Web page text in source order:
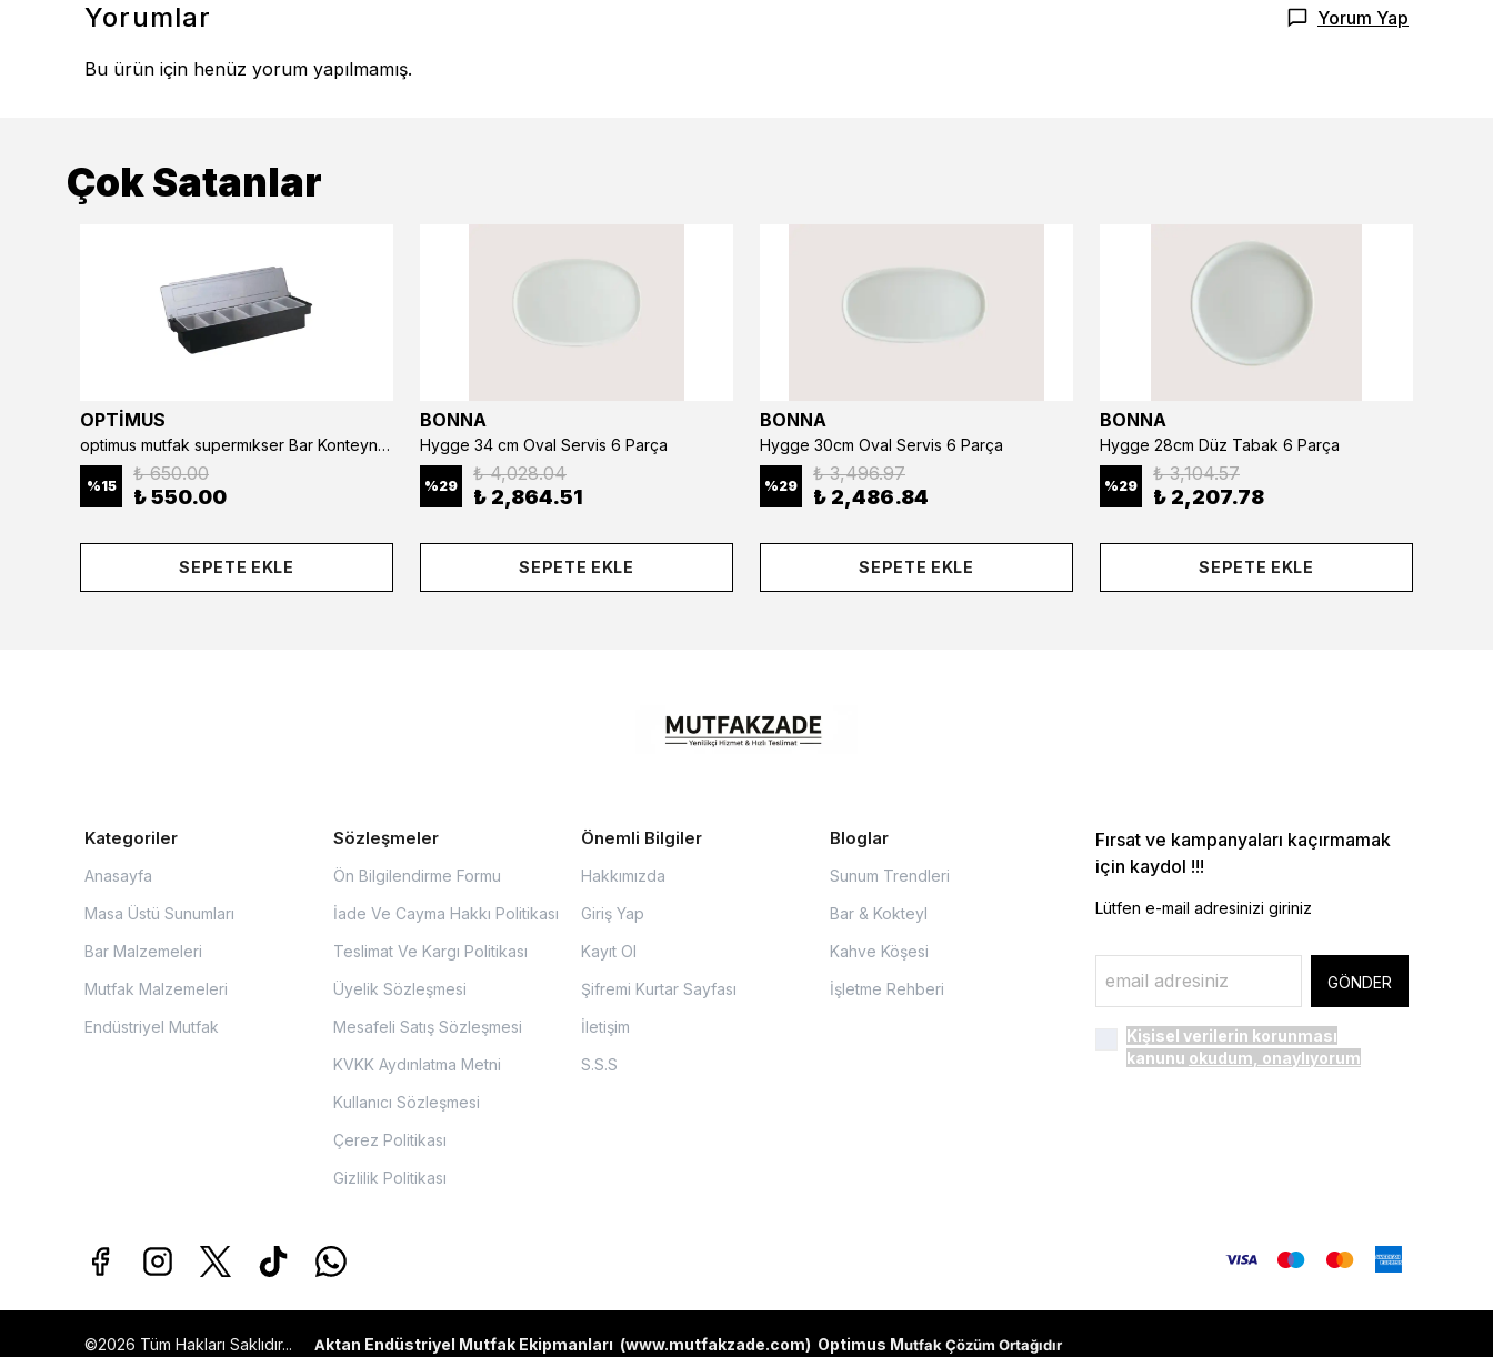
Yorumlar Yorum Yap
Bu ürün için henüz yorum yapılmamış.
Çok Satanlar
OPTİMUS
optimus mutfak supermıkser Bar Konteyner 6'lı 50×16×9 cm Kapaklı Polikarbon Organizer Bar & Kafe
%15
₺ 650.00
₺ 550.00
SEPETE EKLE
BONNA
Hygge 34 cm Oval Servis 6 Parça
%29
₺ 4,028.04
₺ 2,864.51
SEPETE EKLE
BONNA
Hygge 30cm Oval Servis 6 Parça
%29
₺ 3,496.97
₺ 2,486.84
SEPETE EKLE
BONNA
Hygge 28cm Düz Tabak 6 Parça
%29
₺ 3,104.57
₺ 2,207.78
SEPETE EKLE
Kategoriler
Anasayfa
Masa Üstü Sunumları
Bar Malzemeleri
Mutfak Malzemeleri
Endüstriyel Mutfak
Sözleşmeler
Ön Bilgilendirme Formu
İade Ve Cayma Hakkı Politikası
Teslimat Ve Kargı Politikası
Üyelik Sözleşmesi
Mesafeli Satış Sözleşmesi
KVKK Aydınlatma Metni
Kullanıcı Sözleşmesi
Çerez Politikası
Gizlilik Politikası
Önemli Bilgiler
Hakkımızda
Giriş Yap
Kayıt Ol
Şifremi Kurtar Sayfası
İletişim
S.S.S
Bloglar
Sunum Trendleri
Bar & Kokteyl
Kahve Köşesi
İşletme Rehberi
Fırsat ve kampanyaları kaçırmamak
için kaydol !!!
Lütfen e-mail adresinizi giriniz
GÖNDER
Kişisel verilerin korunması
kanunu okudum, onaylıyorum
©2026 Tüm Hakları Saklıdır... Aktan Endüstriyel Mutfak Ekipmanları (www.mutfakzade.com) Optimus Mutfak Çözüm Ortağıdır